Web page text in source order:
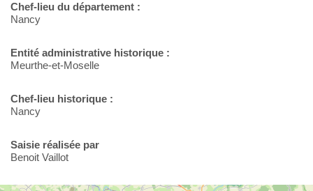
Chef-lieu du département :
Nancy
Entité administrative historique :
Meurthe-et-Moselle
Chef-lieu historique :
Nancy
Saisie réalisée par
Benoit Vaillot